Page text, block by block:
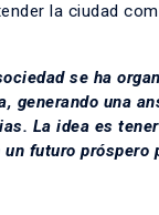
la ciudad
se ha
generando una
La idea es
futuro próspero